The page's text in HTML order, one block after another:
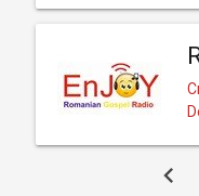
chevron_left